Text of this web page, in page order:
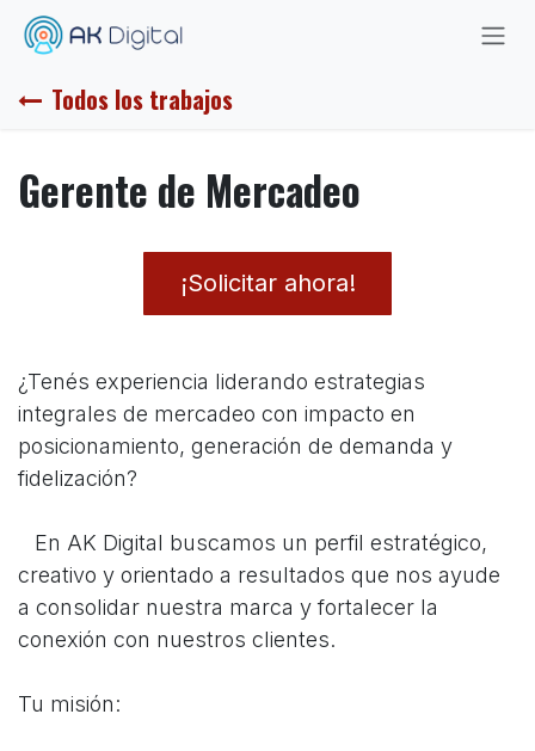
Ir al contenido
Todos los trabajos
Gerente de Mercadeo
¡Solicitar ahora!
¿Tenés experiencia liderando estrategias
integrales de mercadeo con impacto en
posicionamiento, generación de demanda y
fidelización?
​En AK Digital buscamos un perfil estratégico,
creativo y orientado a resultados que nos ayude
a consolidar nuestra marca y fortalecer la
conexión con nuestros clientes.
Tu misión: